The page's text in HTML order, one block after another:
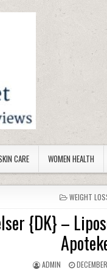
CARE WOMEN HEALTH
POSTED IN
WEIGHT
{DK} –
AUTHOR:
ADMIN